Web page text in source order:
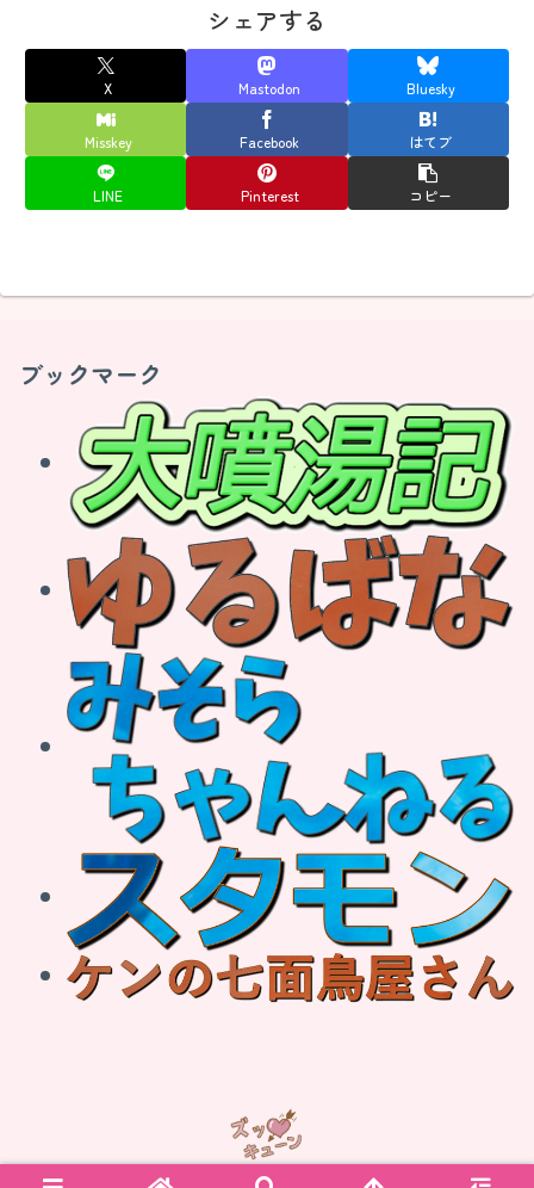
シェアする
X Mastodon Bluesky
Misskey Facebook はてブ
LINE Pinterest コピー
ブックマーク